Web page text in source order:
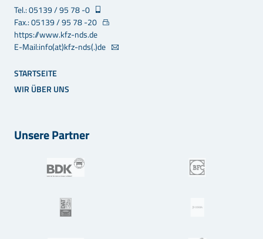
Tel.: 05139 / 95 78 -0
Fax.: 05139 / 95 78 -20
https://www.kfz-nds.de
E-Mail:info(at)kfz-nds(.)de
STARTSEITE
WIR ÜBER UNS
Unsere Partner